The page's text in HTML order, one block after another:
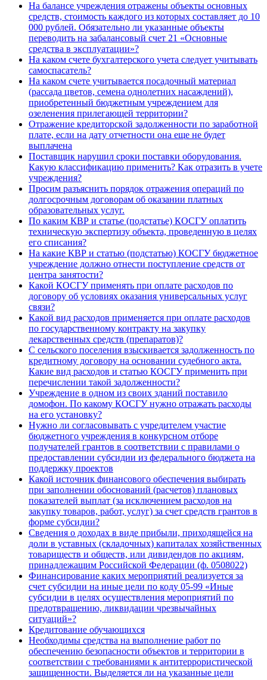
На балансе учреждения отражены объекты основных
средств, стоимость каждого из которых составляет до 10
000 рублей. Обязательно ли указанные объекты
переводить на забалансовый счет 21 «Основные
средства в эксплуатации»?
На каком счете бухгалтерского учета следует учитывать
самоспасатель?
На каком счете учитывается посадочный материал
(рассада цветов, семена однолетних насаждений),
приобретенный бюджетным учреждением для
озеленения прилегающей территории?
Отражение кредиторской задолженности по заработной
плате, если на дату отчетности она еще не будет
выплачена
Поставщик нарушил сроки поставки оборудования.
Какую классификацию применить? Как отразить в учете
учреждения?
Просим разъяснить порядок отражения операций по
долгосрочным договорам об оказании платных
образовательных услуг.
По каким КВР и статье (подстатье) КОСГУ оплатить
техническую экспертизу объекта, проведенную в целях
его списания?
На какие КВР и статью (подстатью) КОСГУ бюджетное
учреждение должно отнести поступление средств от
центра занятости?
Какой КОСГУ применять при оплате расходов по
договору об условиях оказания универсальных услуг
связи?
Какой вид расходов применяется при оплате расходов
по государственному контракту на закупку
лекарственных средств (препаратов)?
С сельского поселения взыскивается задолженность по
кредитному договору на основании судебного акта.
Какие вид расходов и статью КОСГУ применить при
перечислении такой задолженности?
Учреждение в одном из своих зданий поставило
домофон. По какому КОСГУ нужно отражать расходы
на его установку?
Нужно ли согласовывать с учредителем участие
бюджетного учреждения в конкурсном отборе
получателей грантов в соответствии с правилами о
предоставлении субсидии из федерального бюджета на
поддержку проектов
Какой источник финансового обеспечения выбирать
при заполнении обоснований (расчетов) плановых
показателей выплат (за исключением расходов на
закупку товаров, работ, услуг) за счет средств грантов в
форме субсидии?
Сведения о доходах в виде прибыли, приходящейся на
доли в уставных (складочных) капиталах хозяйственных
товариществ и обществ, или дивидендов по акциям,
принадлежащим Российской Федерации (ф. 0508022)
Финансирование ка­ких мероприятий реализуется за
счет субсидии на иные цели по коду 05-99 «Иные
субсидии в целях осуществления мероприятий по
предотвращению, ликвидации чрезвычайных
ситуаций»?
Кредитование обучающихся
Необходимы средства на выполнение работ по
обеспечению безопасности объектов и территории в
соответствии с требованиями к антитеррористической
защищенности. Выделяется ли на указанные цели